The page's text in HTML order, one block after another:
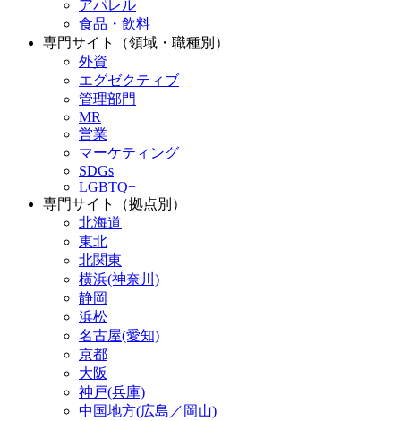
アパレル
食品・飲料
専門サイト（領域・職種別）
外資
エグゼクティブ
管理部門
MR
営業
マーケティング
SDGs
LGBTQ+
専門サイト（拠点別）
北海道
東北
北関東
横浜(神奈川)
静岡
浜松
名古屋(愛知)
京都
大阪
神戸(兵庫)
中国地方(広島／岡山)